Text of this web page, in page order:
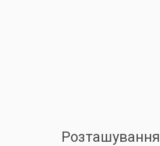
Розташування